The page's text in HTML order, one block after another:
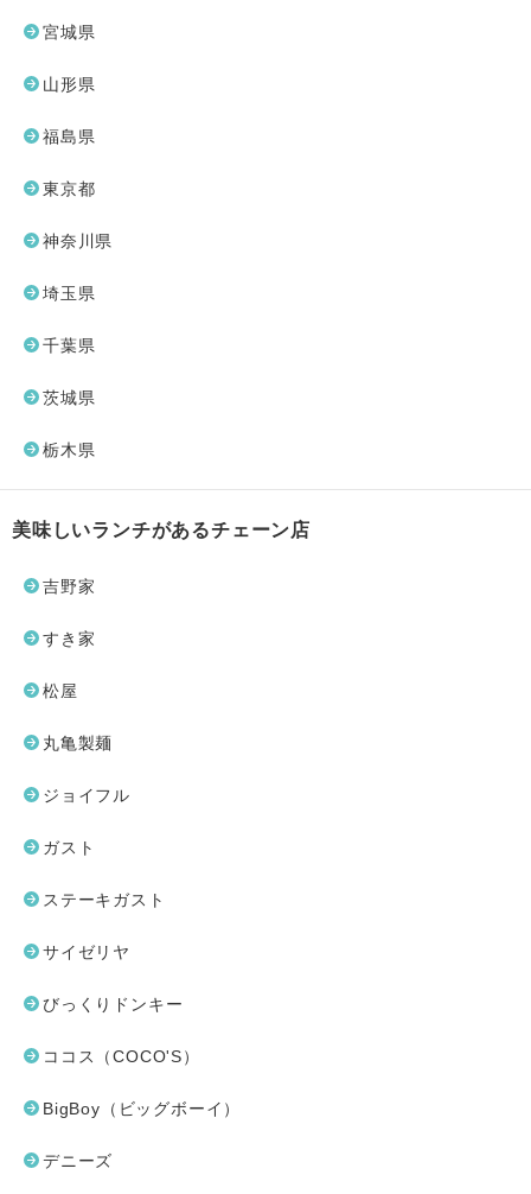
宮城県
山形県
福島県
東京都
神奈川県
埼玉県
千葉県
茨城県
栃木県
美味しいランチがあるチェーン店
吉野家
すき家
松屋
丸亀製麺
ジョイフル
ガスト
ステーキガスト
サイゼリヤ
びっくりドンキー
ココス（COCO'S）
BigBoy（ビッグボーイ）
デニーズ